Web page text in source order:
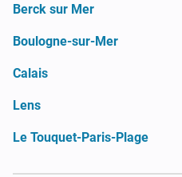
Berck sur Mer
Boulogne-sur-Mer
Calais
Lens
Le Touquet-Paris-Plage